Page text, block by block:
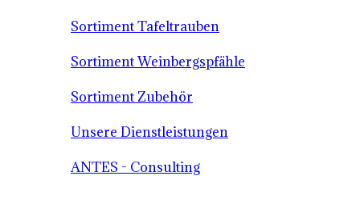
Sortiment Tafeltrauben
Sortiment Weinbergspfähle
Sortiment Zubehör
Unsere Dienstleistungen
ANTES - Consulting